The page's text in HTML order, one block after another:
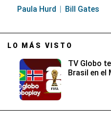
Paula Hurd Bill Gates
LO MÁS VISTO
TV Globo
Brasil en el